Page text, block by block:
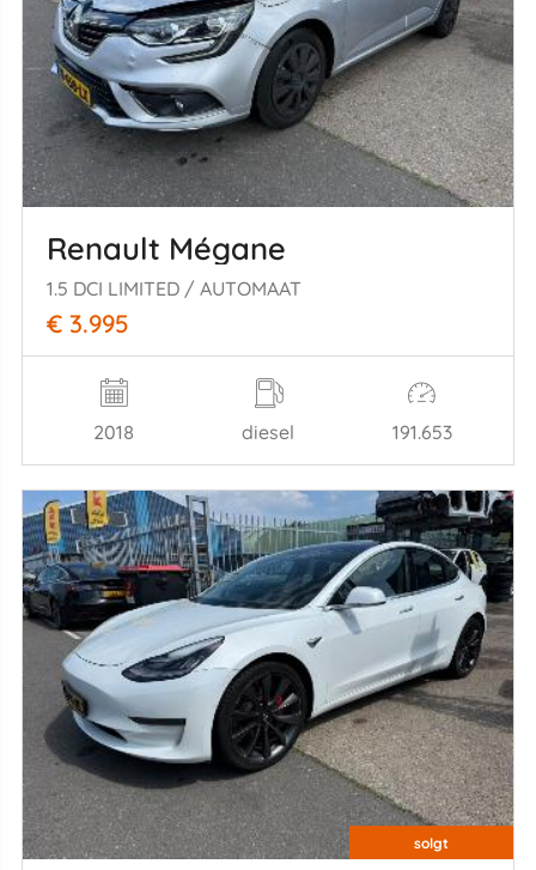
Renault Mégane
1.5 DCI LIMITED / AUTOMAAT
€ 3.995
2018 diesel 191.653
solgt